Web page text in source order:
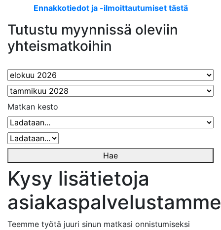
Ennakkotiedot ja -ilmoittautumiset tästä
Tutustu myynnissä oleviin
yhteismatkoihin
Matkan kesto
Hae
Kysy lisätietoja
asiakaspalvelustamme
Teemme työtä juuri sinun matkasi onnistumiseksi